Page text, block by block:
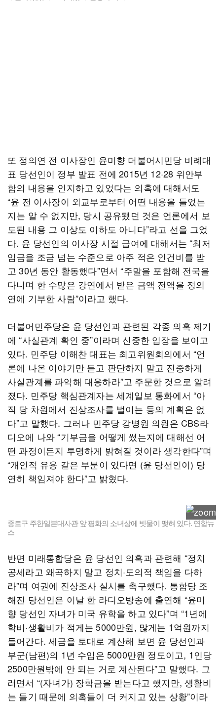
또 정의연 전 이사장인 윤미향 더불어시민당 비례대
표 당선인이 정부 발표 전에 2015년 12·28 위안부
합의 내용을 인지하고 있었다는 의혹에 대해서도
“윤 전 이사장이 외교부로부터 어떤 내용을 들었는
지는 알 수 없지만, 당시 공유됐던 것은 언론에서 보
도된 내용 그 이상도 이하도 아니다”라고 선을 그었
다. 윤 당선인의 이사장 시절 급여에 대해서는 “최저
임금을 조금 넘는 수준으로 아주 적은 인건비를 받
고 30년 동안 활동했다”면서 “주말을 포함해 전국을
다니며 한 수많은 강연에서 받은 금액 전액을 정의
연에 기부한 사람”이라고 했다.
더불어민주당은 윤 당선인과 관련된 각종 의혹 제기
에 “사실관계 확인 중”이라며 신중한 입장을 보이고
있다. 민주당 이해찬 대표는 최고위원회의에서 “언
론에 나온 이야기만 듣고 판단하지 말고 진중하게
사실관계를 파악해 대응하라”고 주문한 것으로 알려
졌다. 민주당 핵심관계자는 세계일보 통화에서 “아
직 당 차원에서 진상조사를 벌이는 등의 계획은 없
다”고 말했다. 그러나 민주당 강병원 의원은 CBS라
디오에 나와 “기부금을 어떻게 썼는지에 대해선 어
떤 과정이든지 투명하게 밝혀질 것이라 생각한다”며
“개인적 유용 같은 부분이 있다면 (윤 당선인이) 당
연히 책임져야 한다”고 밝혔다.
종로구 주한일본대사관 앞 평화의 소녀상에 빗물이 맺혀 있다. 연합뉴
스
반면 미래통합당은 윤 당선인 의혹과 관련해 “정치
공세라고 왜곡하지 말고 정치·도의적 책임을 다하
라”며 여권에 진상조사 실시를 촉구했다. 통합당 조
해진 당선인은 이날 한 라디오방송에 출연해 “윤미
향 당선인 자녀가 미국 유학을 하고 있다”며 “1년에
학비·생활비가 적게는 5000만원, 많게는 1억원까지
들어간다. 세금을 토대로 계산해 보면 윤 당선인과
부군(남편)의 1년 수입은 5000만원 정도이고, 1인당
2500만원밖에 안 되는 거로 계산된다”고 말했다. 그
러면서 “(자녀가) 장학금을 받는다고 했지만, 생활비
는 들기 때문에 의혹들이 더 커지고 있는 상황”이라